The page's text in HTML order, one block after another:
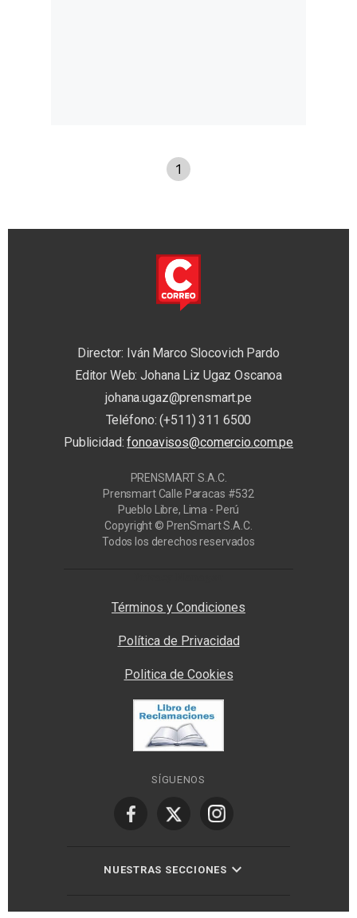
1
Director: Iván Marco Slocovich Pardo
Editor Web: Johana Liz Ugaz Oscanoa
johana.ugaz@prensmart.pe
Teléfono: (+511) 311 6500
Publicidad:fonoavisos@comercio.com.pe
PRENSMART S.A.C.
Prensmart Calle Paracas #532
Pueblo Libre, Lima - Perú
Copyright © PrenSmart S.A.C.
Todos los derechos reservados
Términos y Condiciones
Política de Privacidad
Politica de Cookies
SÍGUENOS
NUESTRAS SECCIONES